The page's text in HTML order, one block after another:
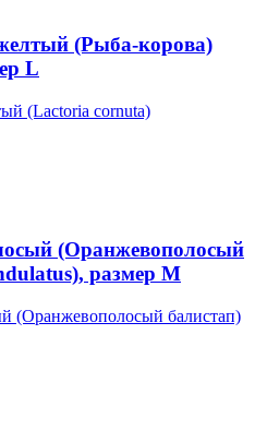
(Рыба-корова)
L
(Оранжевополосый
размер M